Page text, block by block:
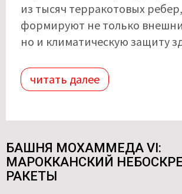
из тысяч терракотовых
формируют не только
но и климатическую защиту
читать далее
БАШНЯ МОХАММЕДА VI:
МАРОККАНСКИЙ
РАКЕТЫ